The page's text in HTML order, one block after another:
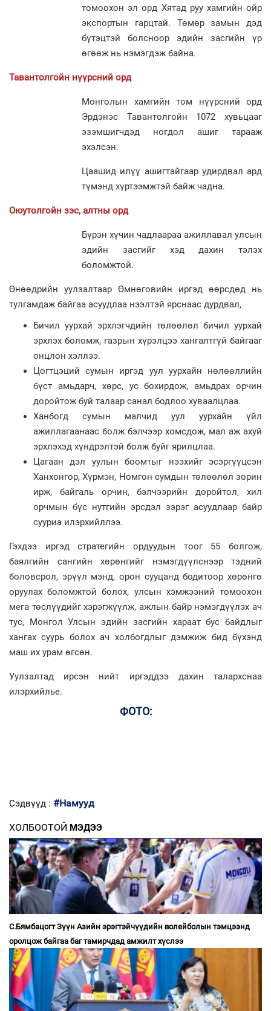
томоохон эл орд Хятад руу хамгийн ойр
экспортын гарцтай. Төмөр замын дэд
бүтэцтэй болсноор эдийн засгийн үр
өгөөж нь нэмэгдэж байна.
Тавантолгойн нүүрсний орд
Монголын хамгийн том нүүрсний орд
Эрдэнэс Тавантолгойн 1072 хувьцааг
эзэмшигчдэд ногдол ашиг тарааж
эхэлсэн.
Цаашид илүү ашигтайгаар удирдвал ард
түмэнд хүртээмжтэй байж чадна.
Оюутолгойн зэс, алтны орд
Бүрэн хүчин чадлаараа ажиллавал улсын
эдийн засгийг хэд дахин тэлэх
боломжтой.
Өнөөдрийн уулзалтаар Өмнөговийн иргэд өөрсдөд нь
тулгамдаж байгаа асуудлаа нээлтэй ярснаас дурдвал,
Бичил уурхай эрхлэгчдийн төлөөлөл бичил уурхай
эрхлэх боломж, газрын хүрэлцээ хангалтгүй байгааг
онцлон хэллээ.
Цогтцэций сумын иргэд уул уурхайн нөлөөллийн
бүст амьдарч, хөрс, ус бохирдож, амьдрах орчин
доройтож буй талаар санал бодлоо хуваалцлаа.
Ханбогд сумын малчид уул уурхайн үйл
ажиллагаанаас болж бэлчээр хомсдож, мал аж ахуй
эрхлэхэд хүндрэлтэй болж буйг ярилцлаа.
Цагаан дэл уулын боомтыг нээхийг эсэргүүцсэн
Ханхонгор, Хүрмэн, Номгон сумдын төлөөлөл зорин
ирж, байгаль орчин, бэлчээрийн доройтол, хил
орчмын бүс нутгийн эрсдэл зэрэг асуудлаар байр
сууриа илэрхийллээ.
Гэхдээ иргэд стратегийн ордуудын тоог 55 болгож,
баялгийн сангийн хөрөнгийг нэмэгдүүлснээр тэдний
боловсрол, эрүүл мэнд, орон сууцанд бодитоор хөрөнгө
оруулах боломжтой болох, улсын хэмжээний томоохон
мега төслүүдийг хэрэгжүүлж, ажлын байр нэмэгдүүлэх ач
тус, Монгол Улсын эдийн засгийн хараат бус байдлыг
хангах суурь болох ач холбогдлыг дэмжиж бид бүхэнд
маш их урам өгсөн.
Уулзалтад ирсэн нийт иргэддээ дахин талархснаа
илэрхийлье.
ФОТО:
Сэдвүүд : #Намууд
ХОЛБООТОЙ МЭДЭЭ
С.Бямбацогт Зүүн Азийн эрэгтэйчүүдийн волейболын тэмцээнд
оролцож байгаа баг тамирчдад амжилт хүслээ